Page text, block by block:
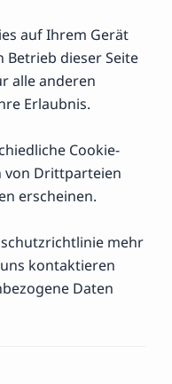
auf Ihrem Gerät
Betrieb dieser Seite
alle anderen
Erlaubnis.
Cookie-
von Drittparteien
erscheinen.
mehr
kontaktieren
Daten